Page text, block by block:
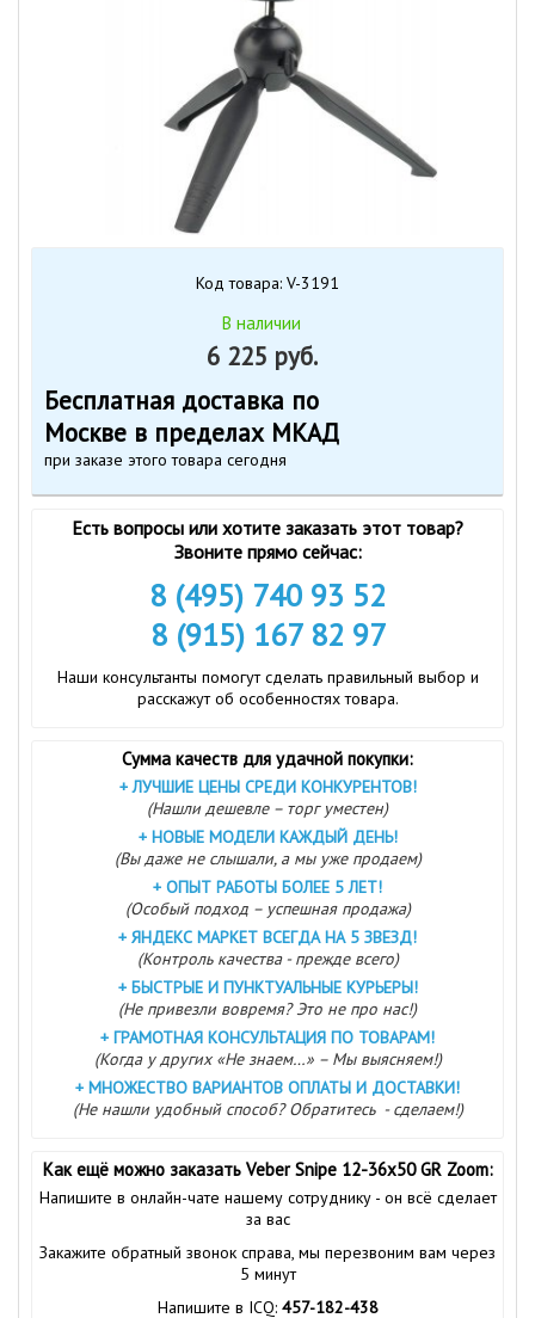
Код товара: V-3191
В наличии
6 225 руб.
Бесплатная доставка по
Москве в пределах МКАД
при заказе этого товара сегодня
Есть вопросы или хотите заказать этот товар?
Звоните прямо сейчас:
8 (495) 740 93 52
8 (915) 167 82 97
Наши консультанты помогут сделать правильный выбор и
расскажут об особенностях товара.
Сумма качеств для удачной покупки:
+ ЛУЧШИЕ ЦЕНЫ СРЕДИ КОНКУРЕНТОВ!
(Нашли дешевле – торг уместен)
+ НОВЫЕ МОДЕЛИ КАЖДЫЙ ДЕНЬ!
(Вы даже не слышали, а мы уже продаем)
+ ОПЫТ РАБОТЫ БОЛЕЕ 5 ЛЕТ!
(Особый подход – успешная продажа)
+ ЯНДЕКС МАРКЕТ ВСЕГДА НА 5 ЗВЕЗД!
(Контроль качества - прежде всего)
+ БЫСТРЫЕ И ПУНКТУАЛЬНЫЕ КУРЬЕРЫ!
(Не привезли вовремя? Это не про нас!)
+ ГРАМОТНАЯ КОНСУЛЬТАЦИЯ ПО ТОВАРАМ!
(Когда у других «Не знаем…» – Мы выясняем!)
+ МНОЖЕСТВО ВАРИАНТОВ ОПЛАТЫ И ДОСТАВКИ!
(Не нашли удобный способ? Обратитесь - сделаем!)
Как ещё можно заказать Veber Snipe 12-36x50 GR Zoom:
Напишите в онлайн-чате нашему сотруднику - он всё сделает
за вас
Закажите обратный звонок справа, мы перезвоним вам через
5 минут
Напишите в ICQ: 457-182-438